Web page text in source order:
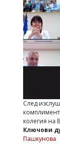
БИЗНЕС
Управители:
Веселин
Василев,
Касабова,
Главен
редактор:
След
колегия на
Ключови
Пашкунова